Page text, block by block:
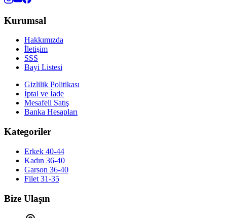
Kurumsal
Hakkımızda
İletişim
SSS
Bayi Listesi
Gizlilik Politikası
İptal ve İade
Mesafeli Satış
Banka Hesapları
Kategoriler
Erkek 40-44
Kadın 36-40
Garson 36-40
Filet 31-35
Bize Ulaşın